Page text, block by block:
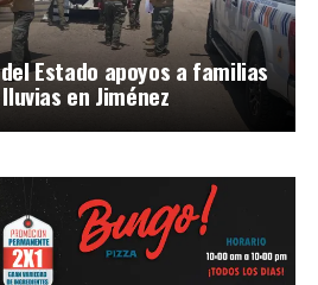
Estado apoyos a familias
en Jiménez